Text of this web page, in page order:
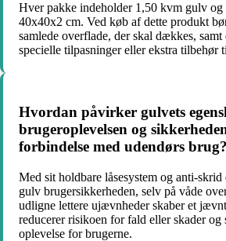
Hver pakke indeholder 1,50 kvm gulv og
40x40x2 cm. Ved køb af dette produkt
samlede overflade, der skal dækkes,
specielle tilpasninger eller ekstra tilbehør
Hvordan påvirker gulvets
brugeroplevelsen og
forbindelse med udendørs brug?
Med sit holdbare låsesystem og anti-
gulv brugersikkerheden, selv på våde
udligne lettere ujævnheder skaber et
reducerer risikoen for fald eller skader og
oplevelse for brugerne.